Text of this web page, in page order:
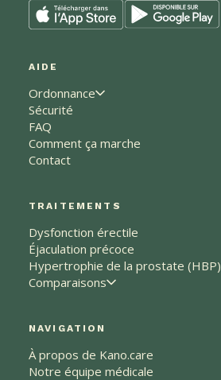
AIDE
Ordonnance
Sécurité
FAQ
Comment ça marche
Contact
TRAITEMENTS
Dysfonction érectile
Éjaculation précoce
Hypertrophie de la prostate (HBP)
Comparaisons
NAVIGATION
À propos de Kano.care
Notre équipe médicale